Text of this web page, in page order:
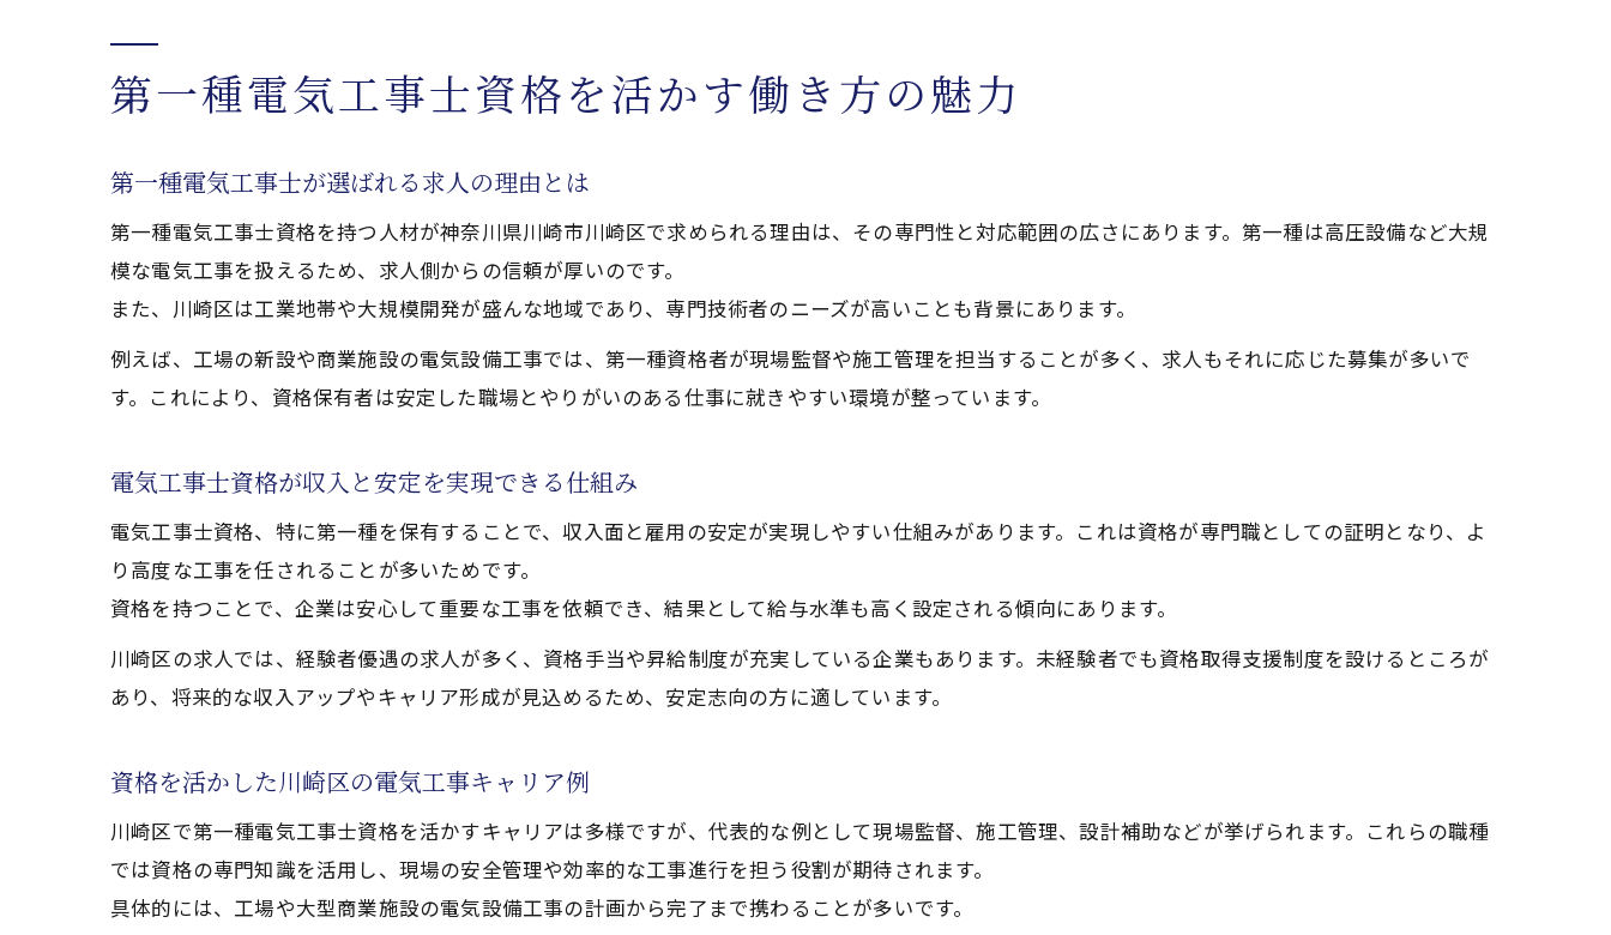
第一種電気工事士資格を活かす働き方の魅力
第一種電気工事士が選ばれる求人の理由とは
第一種電気工事士資格を持つ人材が神奈川県川崎市川崎区で求められる理由は、その専門性と対応範囲の広さにあります。第一種は高圧設備など大規
模な電気工事を扱えるため、求人側からの信頼が厚いのです。
また、川崎区は工業地帯や大規模開発が盛んな地域であり、専門技術者のニーズが高いことも背景にあります。
例えば、工場の新設や商業施設の電気設備工事では、第一種資格者が現場監督や施工管理を担当することが多く、求人もそれに応じた募集が多いで
す。これにより、資格保有者は安定した職場とやりがいのある仕事に就きやすい環境が整っています。
電気工事士資格が収入と安定を実現できる仕組み
電気工事士資格、特に第一種を保有することで、収入面と雇用の安定が実現しやすい仕組みがあります。これは資格が専門職としての証明となり、よ
り高度な工事を任されることが多いためです。
資格を持つことで、企業は安心して重要な工事を依頼でき、結果として給与水準も高く設定される傾向にあります。
川崎区の求人では、経験者優遇の求人が多く、資格手当や昇給制度が充実している企業もあります。未経験者でも資格取得支援制度を設けるところが
あり、将来的な収入アップやキャリア形成が見込めるため、安定志向の方に適しています。
資格を活かした川崎区の電気工事キャリア例
川崎区で第一種電気工事士資格を活かすキャリアは多様ですが、代表的な例として現場監督、施工管理、設計補助などが挙げられます。これらの職種
では資格の専門知識を活用し、現場の安全管理や効率的な工事進行を担う役割が期待されます。
具体的には、工場や大型商業施設の電気設備工事の計画から完了まで携わることが多いです。